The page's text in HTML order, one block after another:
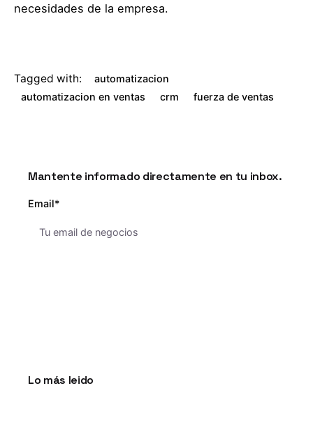
necesidades de la empresa.
Tagged with:
automatizacion
automatizacion en ventas
crm fuerza de ventas
Mantente informado directamente en tu inbox.
Email*
Lo más leido